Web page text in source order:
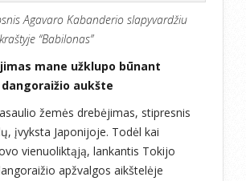
Agavaro Kabanderio slapyvardžiu
“Babilonas”
mane užklupo būnant
aukšte
žemės drebėjimas, stipresnis
įvyksta Japonijoje. Todėl kai
vienuoliktąją, lankantis Tokijo
apžvalgos aikštelėje